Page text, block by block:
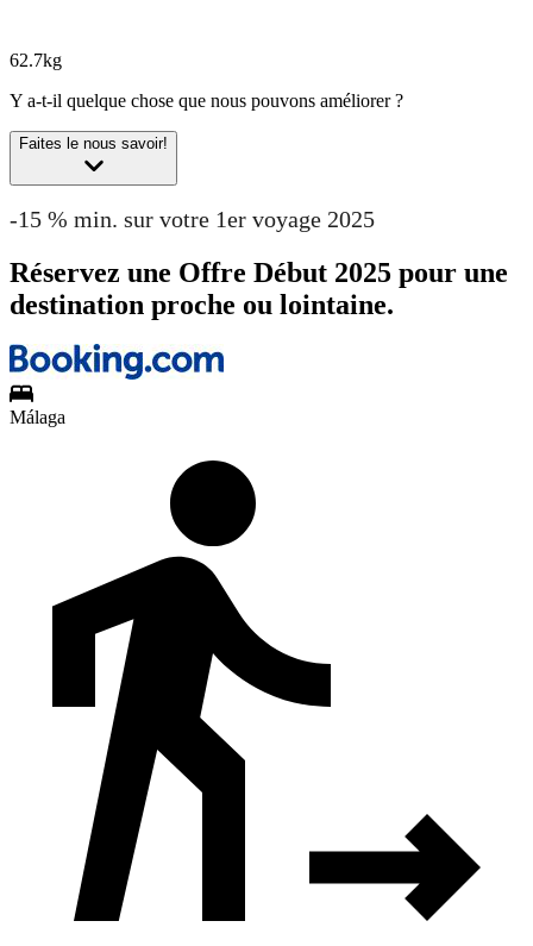
62.7kg
Y a-t-il quelque chose que nous pouvons améliorer ?
Faites le nous savoir!
-15 % min. sur votre 1er voyage 2025
Réservez une Offre Début 2025 pour une
destination proche ou lointaine.
Málaga